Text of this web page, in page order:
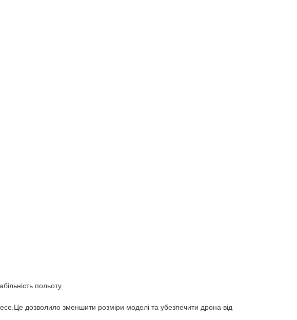
польоту.
дозволило зменшити розміри моделі та убезпечити дрона від